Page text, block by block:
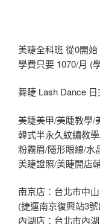
美睫全科班 從0開
學費只要 1070/月 (
舞睫 Lash Dance
美睫美甲/美睫教學/
韓式半永久紋繡教
粉霧眉/隱形眼線/水
美睫證照/美睫開店
南京店：台北市中
(捷運南京復興站3
內湖店：台北市內